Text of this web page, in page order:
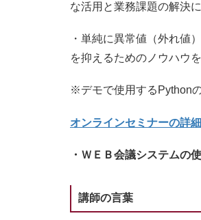
な活用と業務課題の解決
・単純に異常値（外れ値
を抑えるためのノウハウ
※デモで使用するPython
オンラインセミナーの詳
・ＷＥＢ会議システムの
講師の言葉